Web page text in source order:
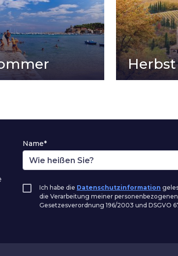
Herbst
Name*
Ich habe die Datenschutzinformation
die Verarbeitung meiner
Gesetzesverordnung 196/2003 und DSGVO